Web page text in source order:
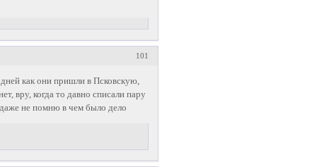
101
как они пришли в Псковскую,
вру, когда то давно списали пару
не помню в чем было дело